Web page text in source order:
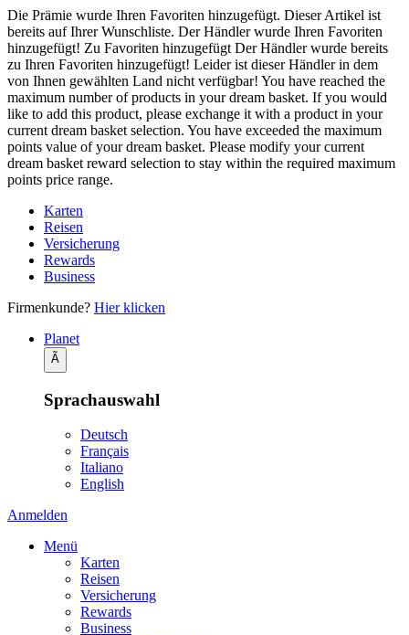
Die Prämie wurde Ihren Favoriten hinzugefügt. Dieser Artikel ist
bereits auf Ihrer Wunschliste. Der Händler wurde Ihren Favoriten
hinzugefügt! Zu Favoriten hinzugefügt Der Händler wurde bereits
zu Ihren Favoriten hinzugefügt! Leider ist dieser Händler in dem
von Ihnen gewählten Land nicht verfügbar! You have reached the
maximum number of products in your dream basket. If you would
like to add this product, please exchange it with a product in your
current dream basket selection. You have exceeded the maximum
points value of your dream basket. Please modify your current
dream basket reward selection to stay within the required maximum
points price range.
Karten
Reisen
Versicherung
Rewards
Business
Firmenkunde? Hier klicken
Planet
Ã
Sprachauswahl
Deutsch
Français
Italiano
English
Anmelden
Menü
Karten
Reisen
Versicherung
Rewards
Business